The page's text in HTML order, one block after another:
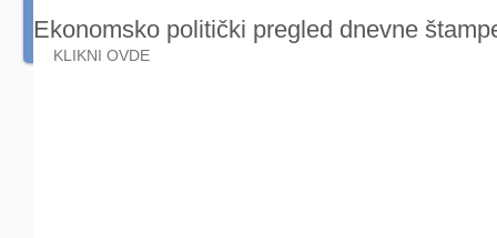
Ekonomsko politički pregled dnevne
KLIKNI OVDE